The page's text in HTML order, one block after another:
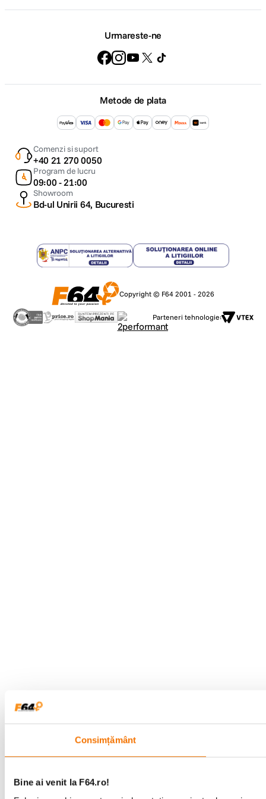
Consimțământ
Bine ai venit la F64.ro!
Urmareste-ne
Metode de plata
Comenzi si suport
+40 21 270 0050
Program de lucru
09:00 - 21:00
Showroom
Bd-ul Unirii 64, Bucuresti
Copyright © F64 2001 - 2026
Parteneri tehnologie: